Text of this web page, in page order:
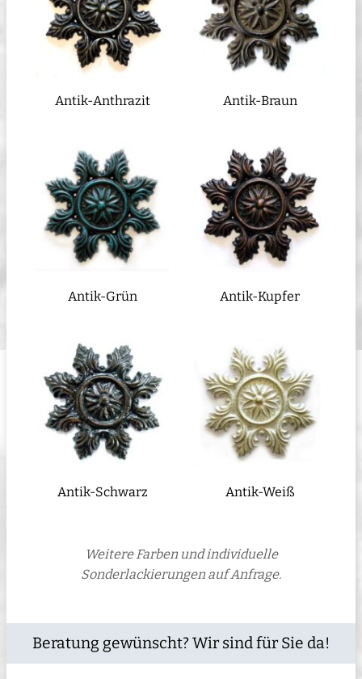
Antik-Anthrazit Antik-Braun
Antik-Grün Antik-Kupfer
Antik-Schwarz Antik-Weiß
Weitere Farben und individuelle
Sonderlackierungen auf Anfrage.
Beratung gewünscht? Wir sind für Sie da!